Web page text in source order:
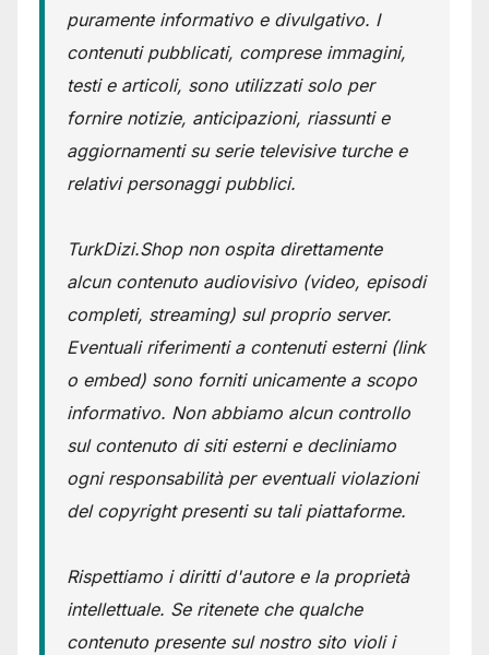
puramente informativo e divulgativo. I
contenuti pubblicati, comprese immagini,
testi e articoli, sono utilizzati solo per
fornire notizie, anticipazioni, riassunti e
aggiornamenti su serie televisive turche e
relativi personaggi pubblici.
TurkDizi.Shop non ospita direttamente
alcun contenuto audiovisivo (video, episodi
completi, streaming) sul proprio server.
Eventuali riferimenti a contenuti esterni (link
o embed) sono forniti unicamente a scopo
informativo. Non abbiamo alcun controllo
sul contenuto di siti esterni e decliniamo
ogni responsabilità per eventuali violazioni
del copyright presenti su tali piattaforme.
Rispettiamo i diritti d'autore e la proprietà
intellettuale. Se ritenete che qualche
contenuto presente sul nostro sito violi i